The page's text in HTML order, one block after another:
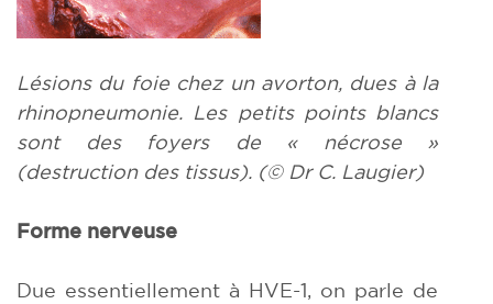
Lésions du foie chez un avorton, dues à la
rhinopneumonie. Les petits points blancs
sont des foyers de « nécrose »
(destruction des tissus). (© Dr C. Laugier)
Forme nerveuse
Due essentiellement à HVE-1, on parle de